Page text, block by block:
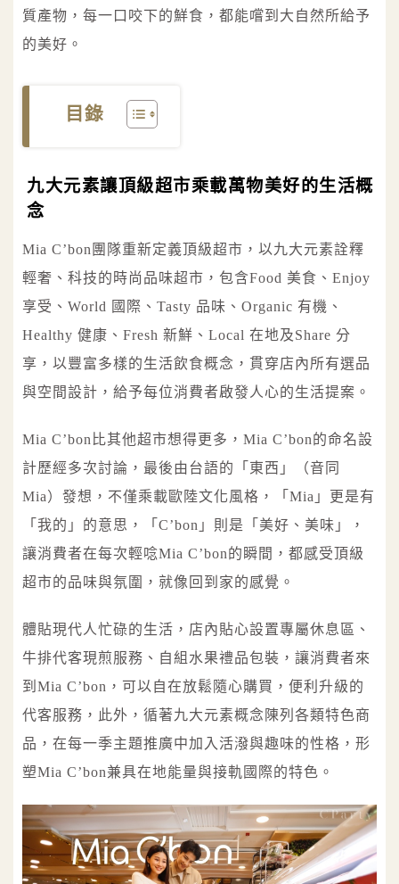
質產物，每一口咬下的鮮食，都能嚐到大自然所給予
的美好。
目錄
九大元素讓頂級超市乘載萬物美好的生活概
念
Mia C’bon團隊重新定義頂級超市，以九大元素詮釋
輕奢、科技的時尚品味超市，包含Food 美食、Enjoy
享受、World 國際、Tasty 品味、Organic 有機、
Healthy 健康、Fresh 新鮮、Local 在地及Share 分
享，以豐富多樣的生活飲食概念，貫穿店內所有選品
與空間設計，給予每位消費者啟發人心的生活提案。
Mia C’bon比其他超市想得更多，Mia C’bon的命名設
計歷經多次討論，最後由台語的「東西」（音同
Mia）發想，不僅乘載歐陸文化風格，「Mia」更是有
「我的」的意思，「C’bon」則是「美好、美味」，
讓消費者在每次輕唸Mia C’bon的瞬間，都感受頂級
超市的品味與氛圍，就像回到家的感覺。
體貼現代人忙碌的生活，店內貼心設置專屬休息區、
牛排代客現煎服務、自組水果禮品包裝，讓消費者來
到Mia C’bon，可以自在放鬆隨心購買，便利升級的
代客服務，此外，循著九大元素概念陳列各類特色商
品，在每一季主題推廣中加入活潑與趣味的性格，形
塑Mia C’bon兼具在地能量與接軌國際的特色。